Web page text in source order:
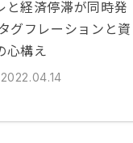
と経済停滞が同時発
グフレーションと資
心構え
2022.04.14